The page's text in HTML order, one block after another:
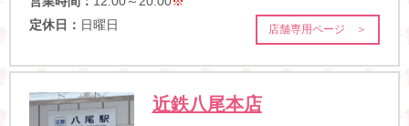
定休日： 日曜日 店舗専用ページ ＞
近鉄八尾本店